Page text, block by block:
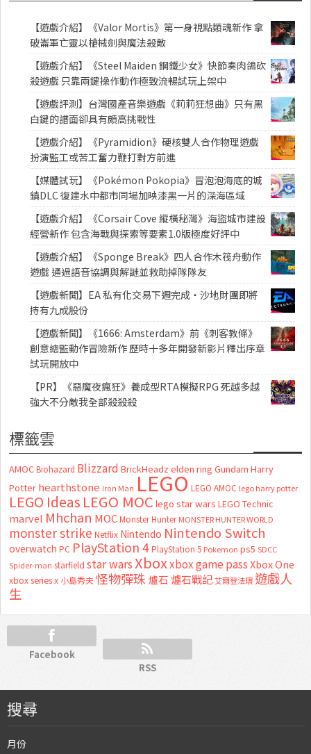
【遊戲介紹】《Valor Mortis》第一身視點類魂新作 拿
破崙軍亡靈以槍械劍與魔法殺敵
【遊戲介紹】《Steel Maiden 鋼鐵少女》快節奏肉鴿砍
殺遊戲 只靠兩鍵操作動作極致流暢試玩上架中
【遊戲評測】台灣國產音樂遊戲《莉莉狂想曲》只有黑
白鍵的譜面卻具有頗高挑戰性
【遊戲介紹】《Pyramidion》硬核雙人合作物理遊戲
扮演監工或苦工奮力鞭打對方前進
【媒體試玩】《Pokémon Pokopia》冒泡泡海底的城
鎮DLC 復建水中都市同場加映漆黑一片的深海區域
【遊戲介紹】《Corsair Cove 縱橫秘灣》海盜城市建設
經營新作 包含海戰與探索等要素1.0版極度好評中
【遊戲介紹】《Sponge Break》四人合作木筏舟動作
遊戲 通過語音協調與解謎並救助掉隊隊友
【遊戲新聞】EA 私有化交易下週完成・沙地財團即將
持有九成股份
【遊戲新聞】《1666: Amsterdam》前《刺客教條》
創意總監動作冒險新作 歷時十多年開發新影片釋出序章
試玩開放中
【PR】《惡魔夜瘋狂》養成型RTA模擬RPG 死越多越
強大不分敵我全部殺殺殺
標籤雲
AMOC Biohazard Blizzard BrickHeadz elden ring Gundam Harry
Potter hearthstone Iron Man LEGO LEGO AMOC lego harry potter
LEGO Ideas LEGO MOC lego star wars LEGO Technic
marvel Mhchan MOC Monster Hunter MONSTER HUNTER WORLD
monster strike Netflix Nintendo Nintendo Switch
overwatch PC PlayStation 4 PlayStation 5 Pokemon ps5 SDCC
Spider-man starfield star wars Xboxxbox game passXbox One
xbox series x 小島秀夫怪物彈珠 爐石 爐石戰記艾爾登法環 遊戲人
生
Facebook
RSS
搜尋
月份